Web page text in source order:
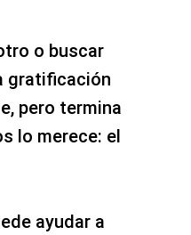
o buscar
gratificación
pero termina
lo merece: el
ayudar a